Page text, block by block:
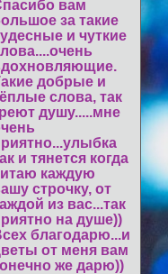
вам
за такие
и чуткие
добрые и
слова, так
душу.....мне
и тянется когда
каждую
строчку, от
из вас...так
на душе))
благодарю...и
от меня вам
же дарю))